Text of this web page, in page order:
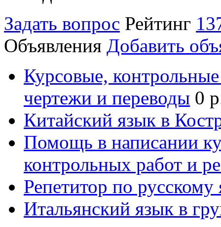
Задать вопрос Рейтинг
Объявления Добавить
Курсовые,
чертежи и переводы 0
Китайский язык в
Помощь в написании
контрольных работ и
Репетитор по русскому
Итальянский язык в